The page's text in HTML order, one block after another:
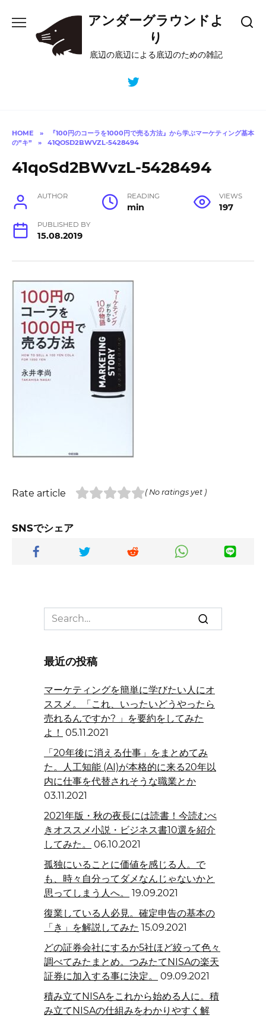
content
アンダーグラウンドよ
り
底辺の底辺による底辺のための雑記
HOME »
『100円のコーラを1000円で売る方法』から学ぶマーケティング基本
の”キ”
» 41QOSD2BWVZL-5428494
41qoSd2BWvzL-5428494
AUTHOR READING
min
VIEWS
197
PUBLISHED BY
15.08.2019
Rate article ( No ratings yet )
SNSでシェア
Search
for:
最近の投稿
マーケティングを簡単に学びたい人にオ
ススメ。「これ、いったいどうやったら
売れるんですか? 」を要約をしてみた
よ！ 05.11.2021
「20年後に消える仕事」をまとめてみ
た。人工知能 (AI)が本格的に来る20年以
内に仕事を代替されそうな職業とか
03.11.2021
2021年版・秋の夜長には読書！今読むべ
きオススメ小説・ビジネス書10選を紹介
してみた。
06.10.2021
孤独にいることに価値を感じる人。で
も、時々自分ってダメなんじゃないかと
思ってしまう人へ。
19.09.2021
復業している人必見。確定申告の基本の
「き」を解説してみた 15.09.2021
どの証券会社にするか5社ほど絞って色々
調べてみたまとめ。つみたてNISAの楽天
証券に加入する事に決定。
09.09.2021
積み立てNISAをこれから始める人に。積
み立てNISAの仕組みをわかりやすく解